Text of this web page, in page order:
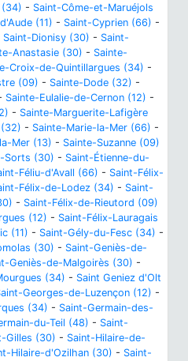
(34) - Saint-Côme-et-Maruéjols
(11) - Saint-Cyprien (66) -
Saint-Dionisy (30) - Saint-
Anastasie (30) - Sainte-
Croix-de-Quintillargues (34) -
(09) - Sainte-Dode (32) -
Sainte-Eulalie-de-Cernon (12) -
- Sainte-Marguerite-Lafigère
- Sainte-Marie-la-Mer (66) -
Mer (13) - Sainte-Suzanne (09)
Sorts (30) - Saint-Étienne-du-
Féliu-d'Avall (66) - Saint-Félix-
Félix-de-Lodez (34) - Saint-
- Saint-Félix-de-Rieutord (09)
(12) - Saint-Félix-Lauragais
(11) - Saint-Gély-du-Fesc (34) -
(30) - Saint-Geniès-de-
Geniès-de-Malgoirès (30) -
(34) - Saint Geniez d'Olt
Georges-de-Luzençon (12) -
(34) - Saint-Germain-des-
du-Teil (48) - Saint-
Gilles (30) - Saint-Hilaire-de-
Hilaire-d'Ozilhan (30) - Saint-